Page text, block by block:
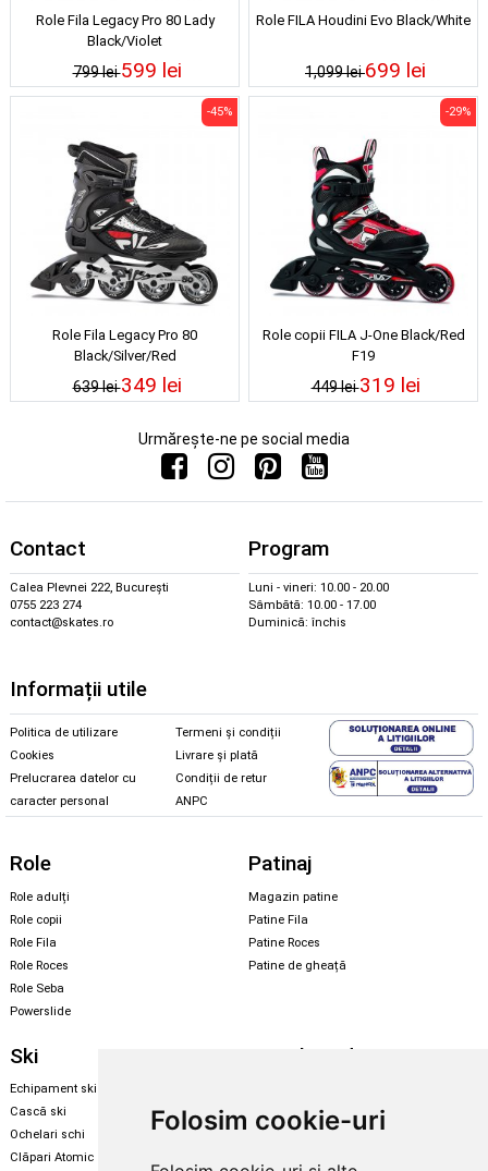
Folosim cookie-uri
Role Fila Legacy Pro 80 Lady
Black/Violet
799 lei599 lei
Role FILA Houdini Evo Black/White
1,099 lei699 lei
Role Fila Legacy Pro 80
Black/Silver/Red
639 lei
-45%
349 lei
Role copii FILA J-One Black/Red
F19
449 lei
-29%
319 lei
Urmărește-ne pe social media
Contact
Calea Plevnei 222, București
0755 223 274
contact@skates.ro
Program
Luni - vineri: 10.00 - 20.00
Sâmbătă: 10.00 - 17.00
Duminică: închis
Informații utile
Politica de utilizare
Cookies
Prelucrarea datelor cu
caracter personal
Termeni și condiții
Livrare și plată
Condiții de retur
ANPC
Role
Role adulți
Role copii
Role Fila
Role Roces
Role Seba
Powerslide
Patinaj
Magazin patine
Patine Fila
Patine Roces
Patine de gheață
Ski
Echipament ski
Cască ski
Ochelari schi
Clăpari Atomic
Snowboard
Echipament snowboard
Legături Rome SDS